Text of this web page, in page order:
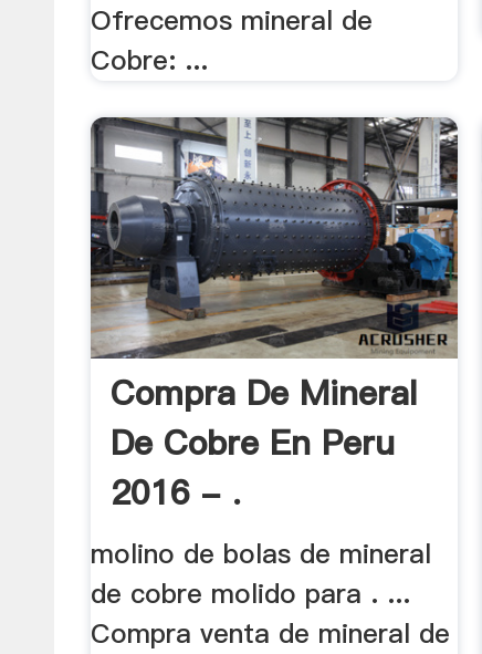
Ofrecemos mineral de
Cobre: ...
Compra De Mineral
De Cobre En Peru
2016 - .
molino de bolas de mineral
de cobre molido para . ...
Compra venta de mineral de